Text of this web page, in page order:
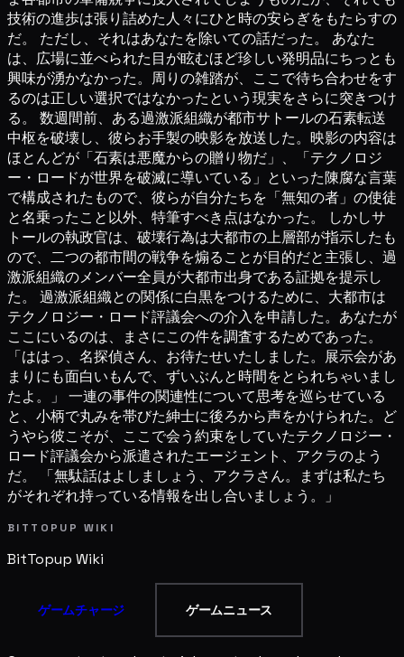
技術の進歩は張り詰めた人々にひと時の安らぎをもたらすの
だ。 ただし、それはあなたを除いての話だった。 あなた
は、広場に並べられた目が眩むほど珍しい発明品にちっとも
興味が湧かなかった。周りの雑踏が、ここで待ち合わせをす
るのは正しい選択ではなかったという現実をさらに突きつけ
る。 数週間前、ある過激派組織が都市サトールの石素転送
中枢を破壊し、彼らお手製の映影を放送した。映影の内容は
ほとんどが「石素は悪魔からの贈り物だ」、「テクノロジ
ー・ロードが世界を破滅に導いている」といった陳腐な言葉
で構成されたもので、彼らが自分たちを「無知の者」の使徒
と名乗ったこと以外、特筆すべき点はなかった。 しかしサ
トールの執政官は、破壊行為は大都市の上層部が指示したも
ので、二つの都市間の戦争を煽ることが目的だと主張し、過
激派組織のメンバー全員が大都市出身である証拠を提示し
た。 過激派組織との関係に白黒をつけるために、大都市は
テクノロジー・ロード評議会への介入を申請した。あなたが
ここにいるのは、まさにこの件を調査するためであった。
「ははっ、名探偵さん、お待たせいたしました。展示会があ
まりにも面白いもんで、ずいぶんと時間をとられちゃいまし
たよ。」 一連の事件の関連性について思考を巡らせている
と、小柄で丸みを帯びた紳士に後ろから声をかけられた。ど
うやら彼こそが、ここで会う約束をしていたテクノロジー・
ロード評議会から派遣されたエージェント、アクラのよう
だ。 「無駄話はよしましょう、アクラさん。まずは私たち
がそれぞれ持っている情報を出し合いましょう。」
BITTOPUP WIKI
BitTopup Wiki
ゲームチャージ ゲームニュース